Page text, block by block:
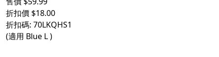
折扣價 $18.00
折扣碼: 70LKQHS1
(適用 Blue L )